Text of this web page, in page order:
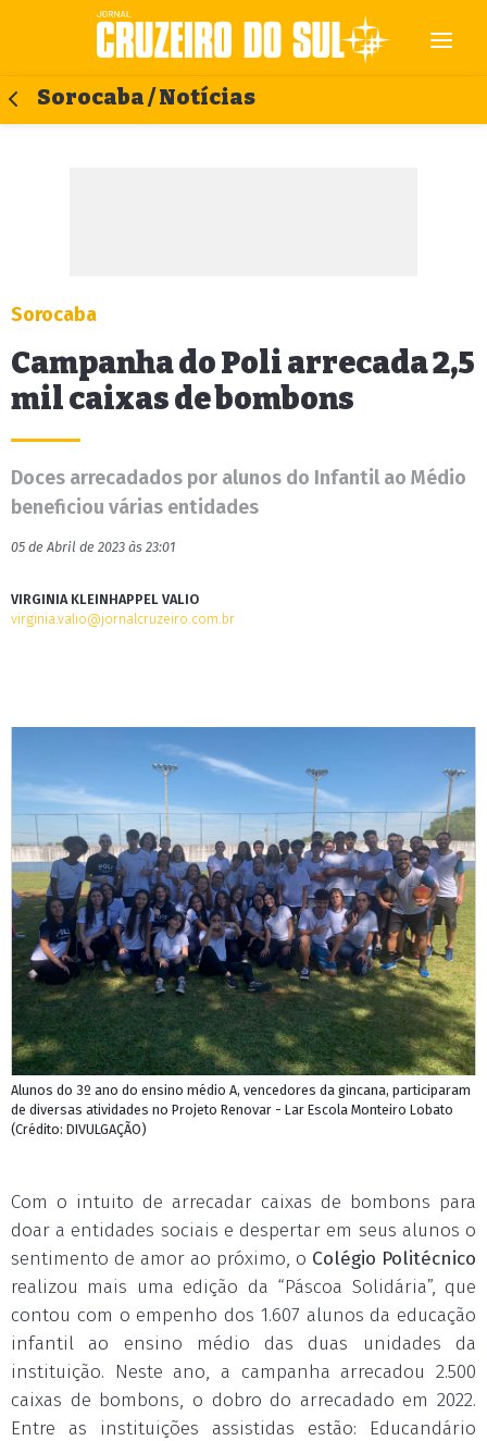
Sorocaba / Notícias
Sorocaba
Campanha do Poli arrecada 2,5
mil caixas de bombons
Doces arrecadados por alunos do Infantil ao Médio
beneficiou várias entidades
05 de Abril de 2023 às 23:01
VIRGINIA KLEINHAPPEL VALIO
virginia.valio@jornalcruzeiro.com.br
Alunos do 3º ano do ensino médio A, vencedores da gincana, participaram
de diversas atividades no Projeto Renovar - Lar Escola Monteiro Lobato
(Crédito: DIVULGAÇÃO)
Com o intuito de arrecadar caixas de bombons para
doar a entidades sociais e despertar em seus alunos o
sentimento de amor ao próximo, o Colégio Politécnico
realizou mais uma edição da “Páscoa Solidária”, que
contou com o empenho dos 1.607 alunos da educação
infantil ao ensino médio das duas unidades da
instituição. Neste ano, a campanha arrecadou 2.500
caixas de bombons, o dobro do arrecadado em 2022.
Entre as instituições assistidas estão: Educandário